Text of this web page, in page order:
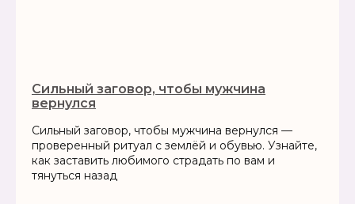
Сильный заговор, чтобы мужчина
вернулся
Сильный заговор, чтобы мужчина вернулся —
проверенный ритуал с землёй и обувью. Узнайте,
как заставить любимого страдать по вам и
тянуться назад